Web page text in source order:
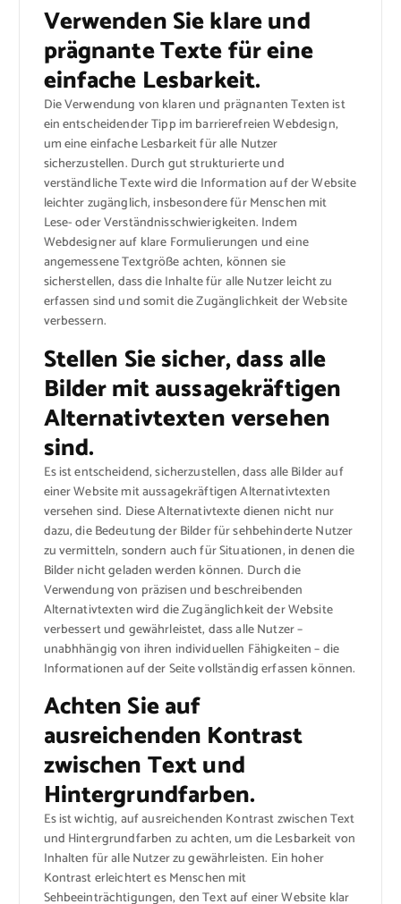
Verwenden Sie klare und
prägnante Texte für eine
einfache Lesbarkeit.
Die Verwendung von klaren und prägnanten Texten ist
ein entscheidender Tipp im barrierefreien Webdesign,
um eine einfache Lesbarkeit für alle Nutzer
sicherzustellen. Durch gut strukturierte und
verständliche Texte wird die Information auf der Website
leichter zugänglich, insbesondere für Menschen mit
Lese- oder Verständnisschwierigkeiten. Indem
Webdesigner auf klare Formulierungen und eine
angemessene Textgröße achten, können sie
sicherstellen, dass die Inhalte für alle Nutzer leicht zu
erfassen sind und somit die Zugänglichkeit der Website
verbessern.
Stellen Sie sicher, dass alle
Bilder mit aussagekräftigen
Alternativtexten versehen
sind.
Es ist entscheidend, sicherzustellen, dass alle Bilder auf
einer Website mit aussagekräftigen Alternativtexten
versehen sind. Diese Alternativtexte dienen nicht nur
dazu, die Bedeutung der Bilder für sehbehinderte Nutzer
zu vermitteln, sondern auch für Situationen, in denen die
Bilder nicht geladen werden können. Durch die
Verwendung von präzisen und beschreibenden
Alternativtexten wird die Zugänglichkeit der Website
verbessert und gewährleistet, dass alle Nutzer –
unabhhängig von ihren individuellen Fähigkeiten – die
Informationen auf der Seite vollständig erfassen können.
Achten Sie auf
ausreichenden Kontrast
zwischen Text und
Hintergrundfarben.
Es ist wichtig, auf ausreichenden Kontrast zwischen Text
und Hintergrundfarben zu achten, um die Lesbarkeit von
Inhalten für alle Nutzer zu gewährleisten. Ein hoher
Kontrast erleichtert es Menschen mit
Sehbeeinträchtigungen, den Text auf einer Website klar